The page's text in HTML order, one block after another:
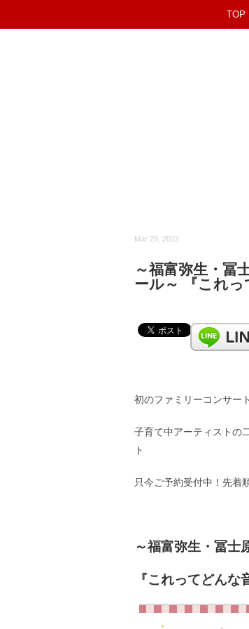
TOP
Mar 28, 2022
～福富弥生・
ール～ 『これっ
初のファミリーコンサー
子育て中アーティストの
ト
只今ご予約受付中！先着
～福富弥生・冨
『これってどんな